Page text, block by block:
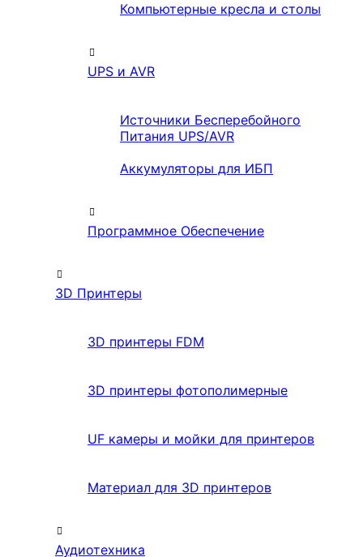
Компьютерные кресла и столы
UPS и AVR
Источники Бесперебойного
Питания UPS/AVR
Аккумуляторы для ИБП
Программное Обеспечение
3D Принтеры
3D принтеры FDM
3D принтеры фотополимерные
UF камеры и мойки для принтеров
Материал для 3D принтеров
Аудиотехника